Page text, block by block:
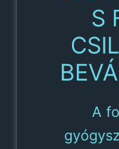
S
A